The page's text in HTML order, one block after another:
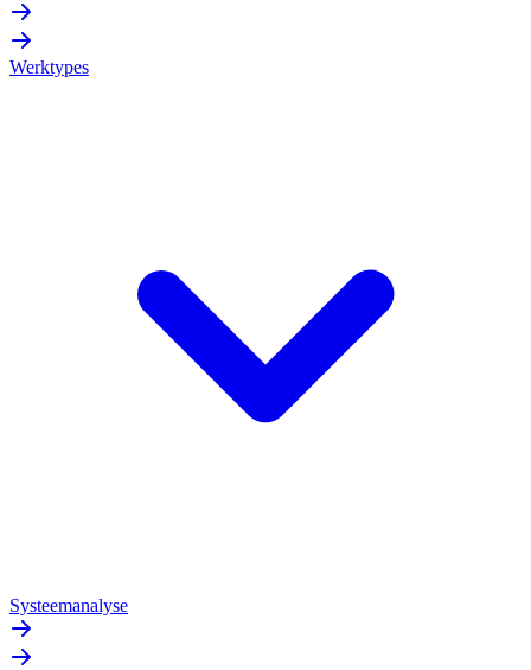
Werktypes
Systeemanalyse